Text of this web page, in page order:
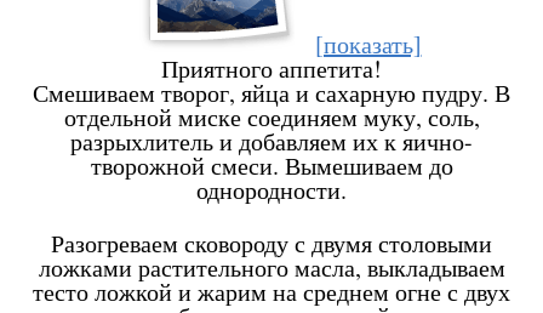
[показать]
Приятного аппетита!
Смешиваем творог, яйца и сахарную пудру. В
отдельной миске соединяем муку, соль,
разрыхлитель и добавляем их к яично-
творожной смеси. Вымешиваем до
однородности.
Разогреваем сковороду с двумя столовыми
ложками растительного масла, выкладываем
тесто ложкой и жарим на среднем огне с двух